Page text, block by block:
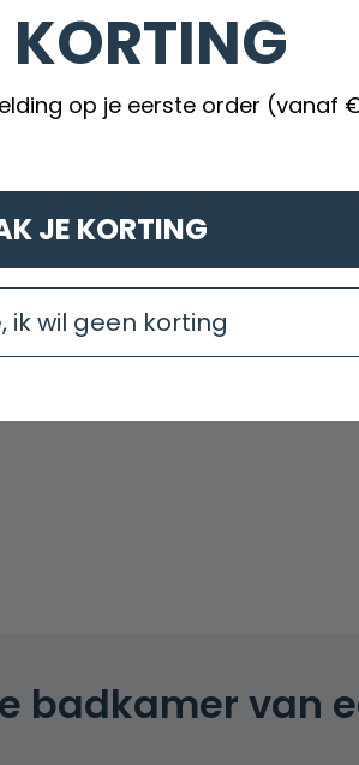
badkamer van
op je eerste order (vanaf
JE KORTING
ik wil geen korting